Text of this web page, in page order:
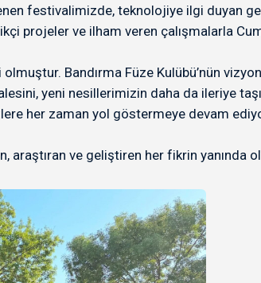
festivalimizde, teknolojiye ilgi duyan
projeler ve ilham veren çalışmalarla
Bandırma Füze Kulübü’nün
yeni nesillerimizin daha da ileriye
her zaman yol göstermeye devam
ve geliştiren her fikrin yanında